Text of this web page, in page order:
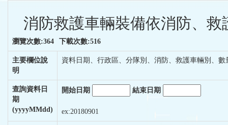
消防救護車輛裝備依消防、救
瀏覽次數:364 下載次數:516
主要欄位說
明
資料日期、行政區、分隊別、消防、救護車輛別、數
查詢資料日
期
(yyyyMMdd)
開始日期 結束日期
ex:20180901